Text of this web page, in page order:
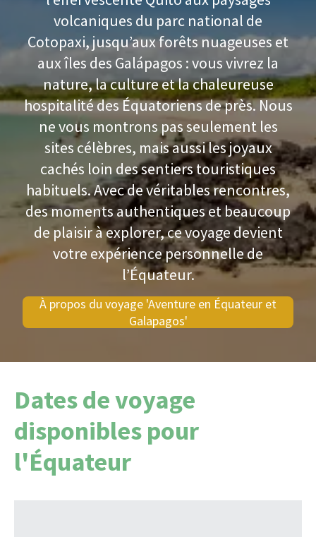
volcaniques du parc national de
Cotopaxi, jusqu’aux forêts nuageuses et
aux îles des Galápagos : vous vivrez la
nature, la culture et la chaleureuse
hospitalité des Équatoriens de près. Nous
ne vous montrons pas seulement les
sites célèbres, mais aussi les joyaux
cachés loin des sentiers touristiques
habituels. Avec de véritables rencontres,
des moments authentiques et beaucoup
de plaisir à explorer, ce voyage devient
votre expérience personnelle de
l’Équateur.
À propos du voyage 'Aventure en Équateur et
Galapagos'
Dates de voyage
disponibles pour
l'Équateur